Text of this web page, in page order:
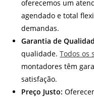
oferecemos um
agendado e total
demandas.
Garantia de
qualidade.Todos os
montadores têm
satisfação.
Preço Justo: